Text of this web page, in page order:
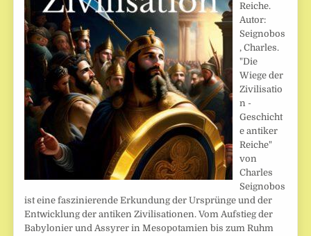
Reiche.
Autor:
Seignobos
, Charles.
"Die
Wiege der
Zivilisatio
n -
Geschicht
e antiker
Reiche"
von
Charles
Seignobos
ist eine faszinierende Erkundung der Ursprünge und der
Entwicklung der antiken Zivilisationen. Vom Aufstieg der
Babylonier und Assyrer in Mesopotamien bis zum Ruhm